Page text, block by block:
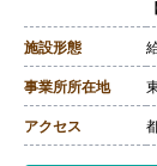
施設形態
事業所所在地
アクセス